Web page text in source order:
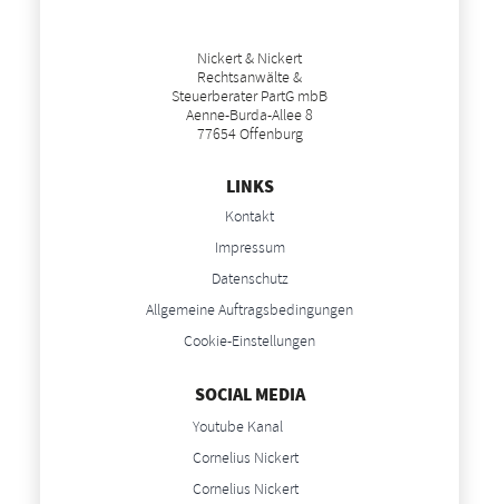
Nickert & Nickert
Rechtsanwälte &
Steuerberater PartG mbB
Aenne-Burda-Allee 8
77654 Offenburg
LINKS
Kontakt
Impressum
Datenschutz
Allgemeine Auftragsbedingungen
Cookie-Einstellungen
SOCIAL MEDIA
Youtube Kanal
Cornelius Nickert
Cornelius Nickert